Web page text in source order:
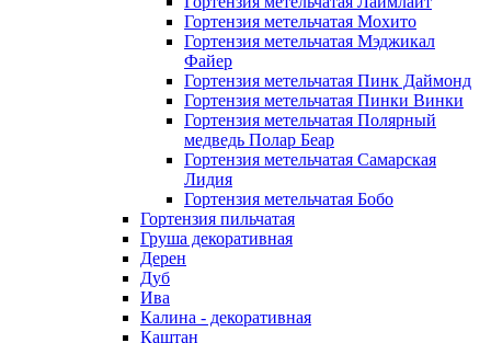
Гортензия метельчатая Мохито
Гортензия метельчатая Мэджикал
Файер
Гортензия метельчатая Пинк Даймонд
Гортензия метельчатая Пинки Винки
Гортензия метельчатая Полярный
медведь Полар Беар
Гортензия метельчатая Самарская
Лидия
Гортензия метельчатая Бобо
Гортензия пильчатая
Груша декоративная
Дерен
Дуб
Ива
Калина - декоративная
Каштан